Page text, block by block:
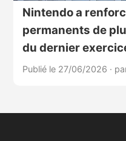
Nintendo a
permanents de
du dernier
Publié le 27/06/2026 ·